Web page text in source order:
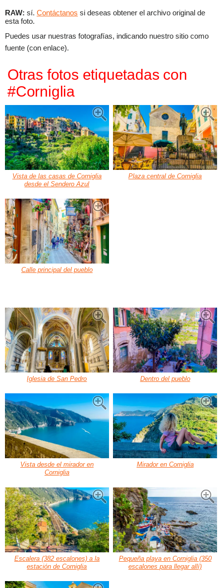
RAW: sí. Contáctanos si deseas obtener el archivo original de
esta foto.
Puedes usar nuestras fotografías, indicando nuestro sitio como
fuente (con enlace).
Otras fotos etiquetadas con
#Corniglia
Vista de las casas de Corniglia
desde el Sendero Azul
Plaza central de Corniglia
Calle principal del pueblo
Iglesia de San Pedro Dentro del pueblo
Vista desde el mirador en
Corniglia
Mirador en Corniglia
Escalera (382 escalones) a la
estación de Corniglia
Pequeña playa en Corniglia (350
escalones para llegar allí)